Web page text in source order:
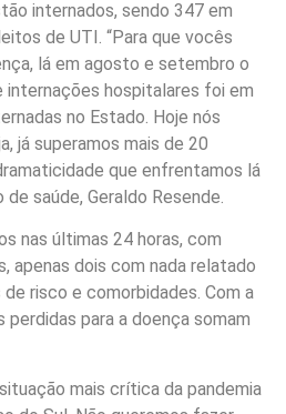
internados, sendo 347 em
de UTI. “Para que vocês
lá em agosto e setembro o
internações hospitalares foi em
no Estado. Hoje nós
já superamos mais de 20
que enfrentamos lá
saúde, Geraldo Resende.
nas últimas 24 horas, com
apenas dois com nada relatado
risco e comorbidades. Com a
perdidas para a doença somam
mais crítica da pandemia